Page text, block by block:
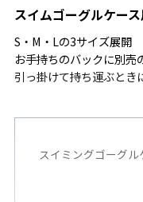
スイムゴーグルケー
S・M・Lの3サイズ展開
お手持ちのバックに別
引っ掛けて持ち運ぶとき
スイミングゴーグ